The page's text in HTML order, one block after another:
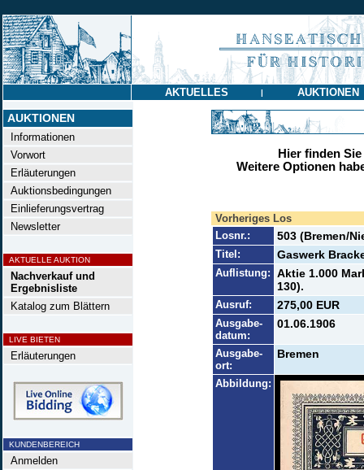
AKTUELLES | AUKTIONEN
AUKTIONEN
Informationen
Vorwort
Erläuterungen
Auktionsbedingungen
Einlieferungsvertrag
Newsletter
AKTUELLE AUKTION
Nachverkauf und
Ergebnisliste
Katalog zum Blättern
LIVE BIETEN
Erläuterungen
KUNDENBEREICH
Anmelden
Hier finden
Weitere Optionen
Vorheriges Los
Losnr.:
503 (Bremen/
Titel: Gaswerk
Auflistung: Aktie 1.000
130).
Ausruf: 275,00 EUR
Ausgabe-
datum:
01.06.1906
Ausgabe-
ort:
Bremen
Abbildung: